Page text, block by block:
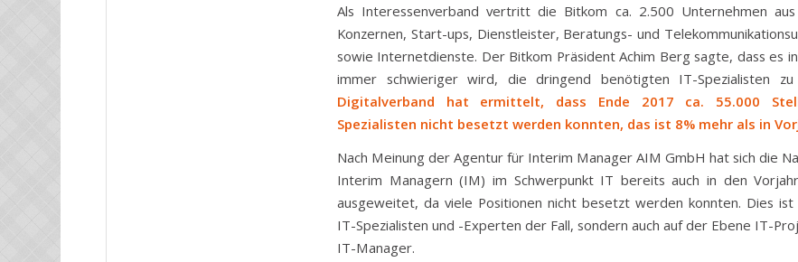
Als Interessenverband vertritt die Bitkom ca. 2.500 Unternehmen
Konzernen, Start-ups, Dienstleister, Beratungs- und
sowie Internetdienste. Der Bitkom Präsident Achim Berg sagte, dass es
immer schwieriger wird, die dringend benötigten IT-Spezialisten
Digitalverband hat ermittelt, dass Ende 2017 ca. 55.000
Spezialisten nicht besetzt werden konnten, das ist 8% mehr als in
Nach Meinung der Agentur für Interim Manager AIM GmbH hat sich die
Interim Managern (IM) im Schwerpunkt IT bereits auch in den
ausgeweitet, da viele Positionen nicht besetzt werden konnten. Dies
IT-Spezialisten und -Experten der Fall, sondern auch auf der Ebene IT-
IT-Manager.